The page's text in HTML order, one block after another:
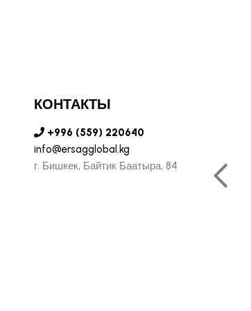
веру в
компанию Эрсаг"
КОНТАКТЫ
+996 (559) 220640
info@ersagglobal.kg
г. ​Бишкек, Байтик Баатыра, 84